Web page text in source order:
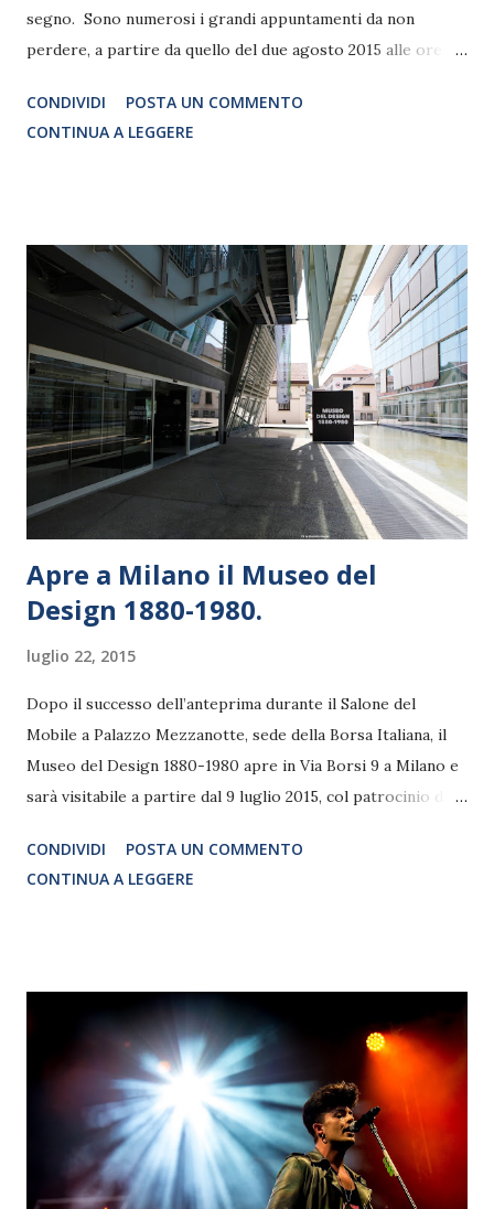
segno. Sono numerosi i grandi appuntamenti da non
perdere, a partire da quello del due agosto 2015 alle ore 22
"The Barber Bros. & Friends - A Comedy Improv Show". Per
l'occasione, il trio di Improvvisatori teatrali composto da
improvvisato, una "reunion" senza precedenti all'insegna
della grande improvvisazione teatrale dove il pubblico sarà
assoluto protagonista della serata e sarà chiamato a
proporre spunti, parole, emozioni che gli attori in scena
useranno per costruire le loro storie dal nulla, davanti ai
loro occhi. Uno show imperdibile così come imperdibili
sono le lezioni di prova di Improvvisazione teatrale del...
CONDIVIDI
POSTA UN COMMENTO
CONTINUA A LEGGERE
Apre a Milano il Museo del
Design 1880-1980.
luglio 22, 2015
Dopo il successo dell’anteprima durante il Salone del
Mobile a Palazzo Mezzanotte, sede della Borsa Italiana, il
Museo del Design 1880-1980 apre in Via Borsi 9 a Milano e
sarà visitabile a partire dal 9 luglio 2015, col patrocinio di
Lombardia. Una collezione tra le più importanti d’Europa
è alla base del progetto museale ideato e fondato da
internazionale. Un tesoro fino ad ora sconosciuto,
riportato alla luce da Musei Italiani. Siamo negli anni ’80:
l'impianto curatoriale è affidato a Giovanni Klaus Koenig
che, insieme a Filippo Alison e Giuseppe Chigiotti,
costruisce la collezione creando un percorso fortemente
didattico e coinvolgendo anche personaggi come Gae
Aulenti, Dino Gavina e Piero Castiglioni. Il Museo racconta
CONDIVIDI
POSTA UN COMMENTO
CONTINUA A LEGGERE